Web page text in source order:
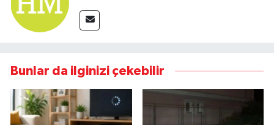
Bunlar da ilginizi çekebilir